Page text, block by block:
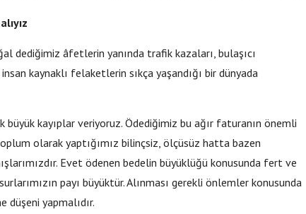
dediğimiz âfetlerin yanında trafik kazaları, bulaşıcı
kaynaklı felaketlerin sıkça yaşandığı bir dünyada
kayıplar veriyoruz. Ödediğimiz bu ağır faturanın önemli
olarak yaptığımız bilinçsiz, ölçüsüz hatta bazen
Evet ödenen bedelin büyüklüğü konusunda fert ve
payı büyüktür. Alınması gerekli önlemler konusunda
düşeni yapmalıdır.